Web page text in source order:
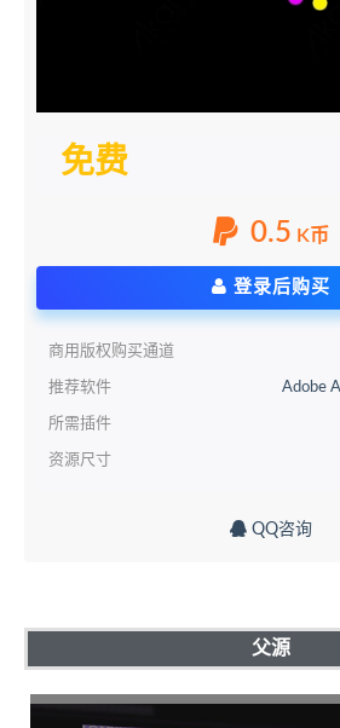
免费
0.5 K币
登录后购买
商用版权购买通道
推荐软件 Adobe
所需插件
资源尺寸
QQ咨询
父源